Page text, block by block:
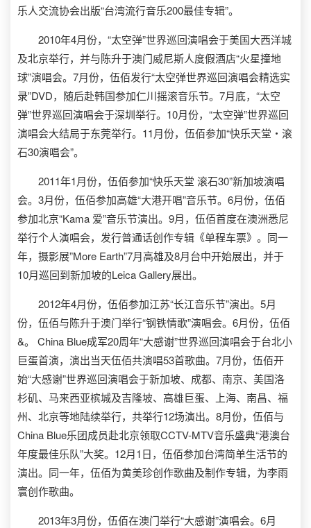
乐人交流协会出版“台湾流行音乐200最佳专辑”。
2010年4月份，“太空弹”世界巡回演唱会于美国大西洋城
及北京举行，并与陈升于澳门威尼斯人度假酒店“火星撞地
球”演唱会。7月份，伍佰发行“太空弹世界巡回演唱会精选实
录”DVD，随后赴韩国参加仁川摇滚音乐节。7月底，“太空
弹”世界巡回演唱会于深圳举行。10月份，“太空弹”世界巡回
演唱会大结局于东莞举行。11月份，伍佰参加“快乐天堂・滚
石30演唱会”。
2011年1月份，伍佰参加“快乐天堂 滚石30”新加坡演唱
会。3月份，伍佰参加高雄“大港开唱”音乐节。6月份，伍佰
参加北京“Kama 爱”音乐节演出。9月，伍佰首度在澳洲悉尼
举行个人演唱会，发行普通话创作专辑《单程车票》。同一
年，摄影展”More Earth”7月高雄及8月台中开始展出，并于
10月巡回到新加坡的Leica Gallery展出。
2012年4月份，伍佰参加江苏“长江音乐节”演出。5月
份，伍佰与陈升于澳门举行“钢铁情歌”演唱会。6月份，伍佰
&。 China Blue成军20周年“大感谢”世界巡回演唱会于台北小
巨蛋首演，演出当天伍佰共演唱53首歌曲。7月份，伍佰开
始“大感谢”世界巡回演唱会于新加坡、成都、南京、美国洛
杉矶、马来西亚槟城及吉隆坡、高雄巨蛋、上海、南昌、福
州、北京等地陆续举行，共举行12场演出。8月份，伍佰与
China Blue乐团成员赴北京领取CCTV-MTV音乐盛典“港澳台
年度最佳乐队”大奖。12月1日，伍佰参加台湾简单生活节的
演出。同一年，伍佰为黄美珍创作歌曲及制作专辑，为李雨
寰创作歌曲。
2013年3月份，伍佰在澳门举行“大感谢”演唱会。6月